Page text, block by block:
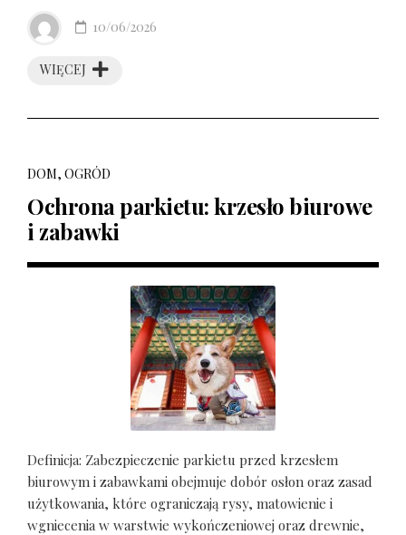
WIĘCEJ
10/06/2026
DOM, OGRÓD
Ochrona parkietu: krzesło biurowe
i zabawki
Definicja: Zabezpieczenie parkietu przed krzesłem
biurowym i zabawkami obejmuje dobór osłon oraz zasad
użytkowania, które ograniczają rysy, matowienie i
wgniecenia w warstwie wykończeniowej oraz drewnie,